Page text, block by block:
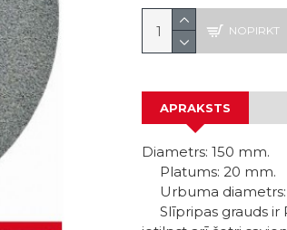
NOPIRKT
APRAKSTS
Diametrs: 150 mm.
Platums: 20 mm.
Urbuma diametrs:
Slīpripas grauds ir